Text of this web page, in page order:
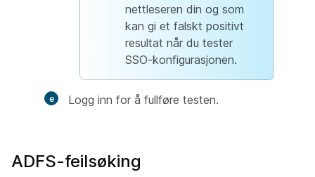
nettleseren din og som
kan gi et falskt positivt
resultat når du tester
SSO-konfigurasjonen.
Logg inn for å fullføre testen.
ADFS-feilsøking